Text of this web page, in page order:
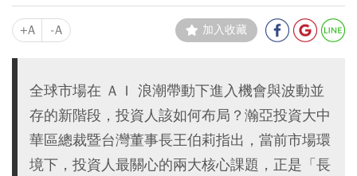
+A -A 加入收藏
全球市場在 ＡＩ 浪潮帶動下進入機會與波動並
存的新階段，投資人該如何布局？瀚亞投資大中
華區總裁暨台灣董事長王伯莉指出，當前市場環
境下，投資人最關心的兩大核心課題，正是「長